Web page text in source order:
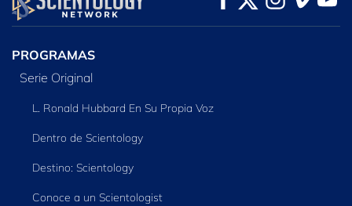
SERIES
PROGRAMAS
Serie Original
L. Ronald Hubbard En Su Propia Voz
Dentro de Scientology
Destino: Scientology
Conoce a un Scientologist